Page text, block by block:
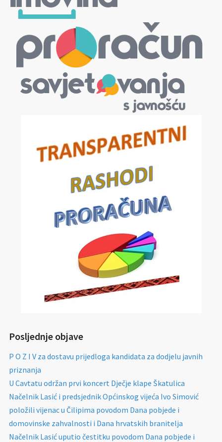
Posljednje objave
P O Z I V za dostavu prijedloga kandidata za dodjelu javnih
priznanja
U Cavtatu održan prvi koncert Dječje klape Škatulica
Načelnik Lasić i predsjednik Općinskog vijeća Ivo Simović
položili vijenac u Čilipima povodom Dana pobjede i
domovinske zahvalnosti i Dana hrvatskih branitelja
Načelnik Lasić uputio čestitku povodom Dana pobjede i